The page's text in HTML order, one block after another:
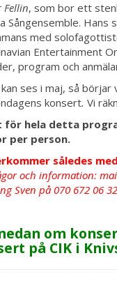
Fellin, som bor ett
Sångensemble.
med
Entertainment
program och
ses i maj, så
konsert. Vi
för hela detta
per person.
således
och information:
Sven på 070 672 06
om
på CIK i